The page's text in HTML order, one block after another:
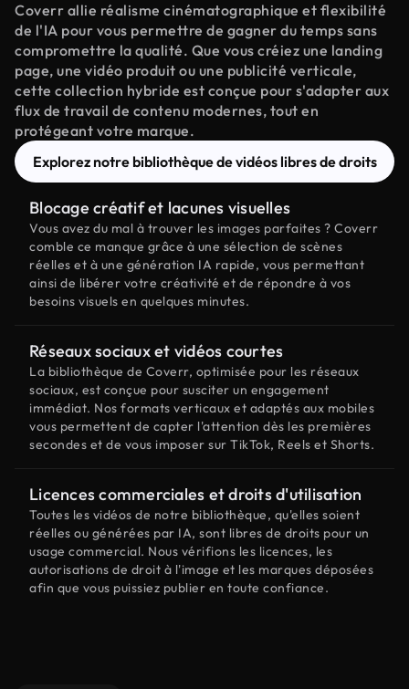
Coverr allie réalisme cinématographique et flexibilité
de l'IA pour vous permettre de gagner du temps sans
compromettre la qualité. Que vous créiez une landing
page, une vidéo produit ou une publicité verticale,
cette collection hybride est conçue pour s'adapter aux
flux de travail de contenu modernes, tout en
protégeant votre marque.
Explorez notre bibliothèque de vidéos libres de droits
Blocage créatif et lacunes visuelles
Vous avez du mal à trouver les images parfaites ? Coverr
comble ce manque grâce à une sélection de scènes
réelles et à une génération IA rapide, vous permettant
ainsi de libérer votre créativité et de répondre à vos
besoins visuels en quelques minutes.
Réseaux sociaux et vidéos courtes
La bibliothèque de Coverr, optimisée pour les réseaux
sociaux, est conçue pour susciter un engagement
immédiat. Nos formats verticaux et adaptés aux mobiles
vous permettent de capter l'attention dès les premières
secondes et de vous imposer sur TikTok, Reels et Shorts.
Licences commerciales et droits d'utilisation
Toutes les vidéos de notre bibliothèque, qu'elles soient
réelles ou générées par IA, sont libres de droits pour un
usage commercial. Nous vérifions les licences, les
autorisations de droit à l'image et les marques déposées
afin que vous puissiez publier en toute confiance.